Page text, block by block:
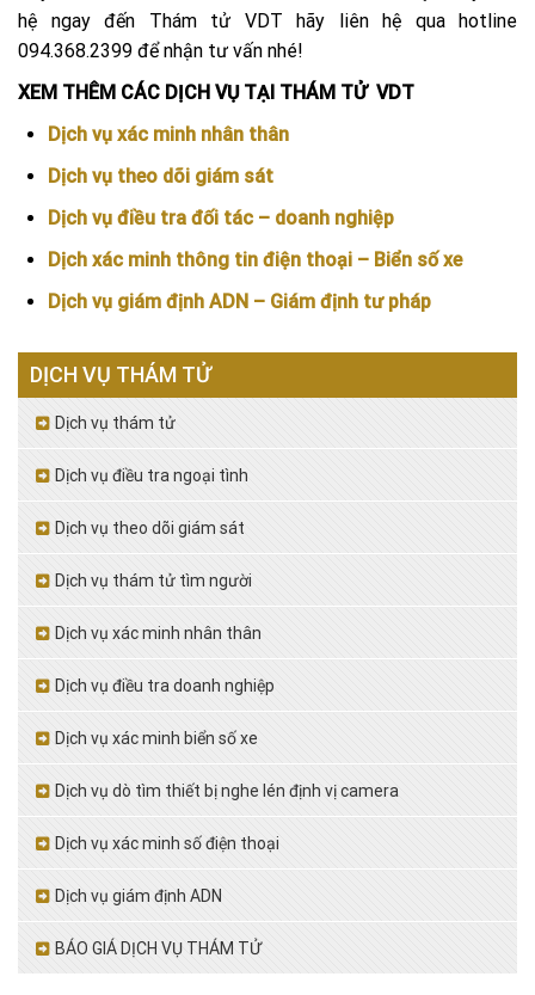
hệ ngay đến Thám tử VDT hãy liên hệ qua hotline
094.368.2399 để nhận tư vấn nhé!
XEM THÊM CÁC DỊCH VỤ TẠI THÁM TỬ VDT
Dịch vụ xác minh nhân thân
Dịch vụ theo dõi giám sát
Dịch vụ điều tra đối tác – doanh nghiệp
Dịch xác minh thông tin điện thoại – Biển số xe
Dịch vụ giám định ADN – Giám định tư pháp
DỊCH VỤ THÁM TỬ
Dịch vụ thám tử
Dịch vụ điều tra ngoại tình
Dịch vụ theo dõi giám sát
Dịch vụ thám tử tìm người
Dịch vụ xác minh nhân thân
Dịch vụ điều tra doanh nghiệp
Dịch vụ xác minh biển số xe
Dịch vụ dò tìm thiết bị nghe lén định vị camera
Dịch vụ xác minh số điện thoại
Dịch vụ giám định ADN
BÁO GIÁ DỊCH VỤ THÁM TỬ